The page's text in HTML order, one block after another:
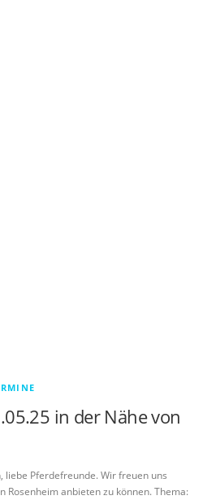
in der Nähe von
Pferdefreunde. Wir freuen uns
Rosenheim anbieten zu können. Thema: